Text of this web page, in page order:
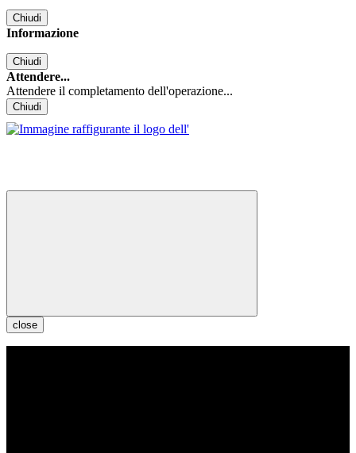
Chiudi
Informazione
Chiudi
Attendere...
Attendere il completamento dell'operazione...
Chiudi
close